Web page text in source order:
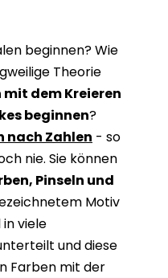
beginnen? Wie
Theorie
mit dem Kreieren
beginnen?
nach Zahlen - so
nie. Sie können
Pinseln und
Motiv
viele
und diese
Farben mit der